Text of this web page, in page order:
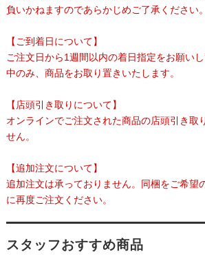
負いかねますのであらかじめご了承ください。
【ご到着日について】
ご注文日から1週間以内の着日指定をお願い
中のみ、商品をお取り置きいたします。
【店頭引き取りについて】
オンラインでご注文された商品の店頭引き取
せん。
【追加注文について】
追加注文は承っておりません。同梱をご希望
に再度ご注文ください。
スタッフおすすめ商品